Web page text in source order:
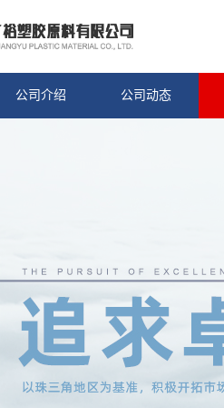
公司介绍 公司动态